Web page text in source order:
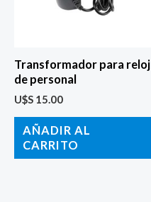
Transformador para reloj
de personal
U$S 15.00
AÑADIR AL
CARRITO